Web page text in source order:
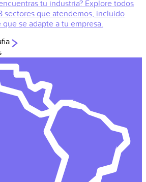
tu industria? Explore todos
sectores que atendemos, incluido
que se adapte a tu empresa.